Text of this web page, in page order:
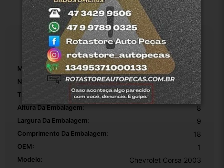
Especificações
Marca: Chevrolet
Número De Peça: 90243394
Tipo De Veículo: Carro/Caminhonete
Altura Da Embalagem: 8
Largura Da Embalagem: 9
Comprimento Da Embalagem: 18
OEM: 1
Modelo: Chevrolet Corsa 2003